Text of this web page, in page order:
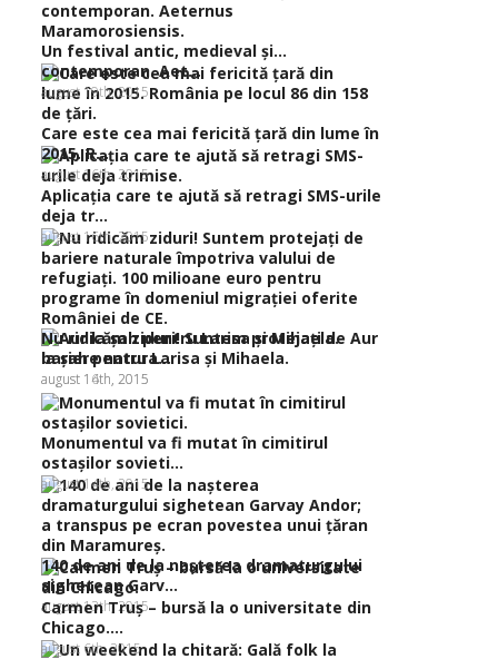
Un festival antic, medieval şi…
contemporan. Aet...
august 19th, 2015
Care este cea mai fericită ţară din lume în
2015. R...
august 16th, 2015
Aplicaţia care te ajută să retragi SMS-urile
deja tr...
august 16th, 2015
Nu ridicăm ziduri! Suntem protejaţi de
bariere natura...
august 16th, 2015
Aur
la şah pentru Larisa şi Mihaela.
august 14th, 2015
Monumentul va fi mutat în cimitirul
ostaşilor sovieti...
august 14th, 2015
140 de ani de la naşterea dramaturgului
sighetean Garv...
august 13th, 2015
Carmen Truş – bursă la o universitate din
Chicago....
august 6th, 2015